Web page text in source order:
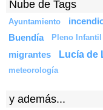
Nube de Tags
Ayuntamiento
Buendía Pleno Infantil
migrantes Lucía de
meteorología
y además...